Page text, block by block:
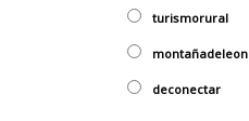
turismorural
montañadeleon
deconectar